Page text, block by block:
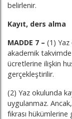
belirlenir.
Kayıt, ders alma
MADDE 7 – (1) Yaz
akademik
ücretlerine ilişkin
gerçekleştirilir.
(2) Yaz okulunda
uygulanmaz.
fıkrası